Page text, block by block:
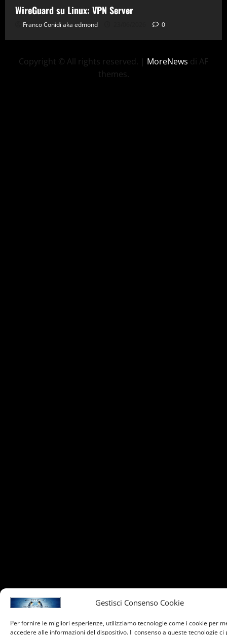
Gestisci Consenso Cookie
Per fornire le migliori esperienze, utilizziamo tecnologie come i cookie per
accedere alle informazioni del dispositivo. Il consenso a queste tecnologie
WireGuard su Linux: VPN Server
Franco Conidi aka edmond 0
Copyright © All rights reserved. | MoreNews di AF
themes.